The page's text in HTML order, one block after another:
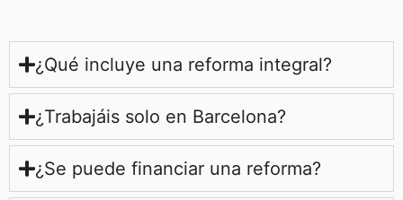
¿Qué incluye una reforma integral?
¿Trabajáis solo en Barcelona?
¿Se puede financiar una reforma?